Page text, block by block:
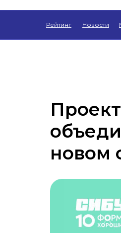
Рейтинг Новости
новом